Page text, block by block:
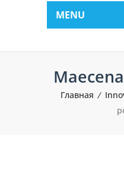
MENU
Главная